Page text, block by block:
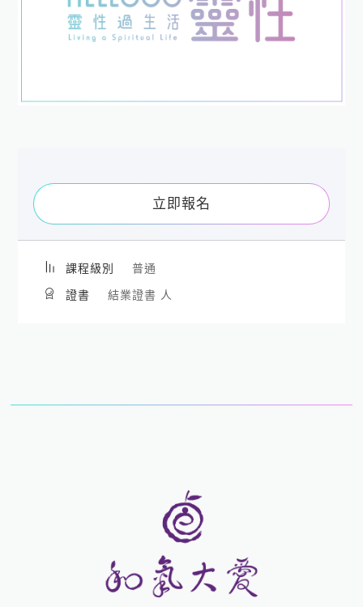
立即報名
課程級別 普通
證書 結業證書